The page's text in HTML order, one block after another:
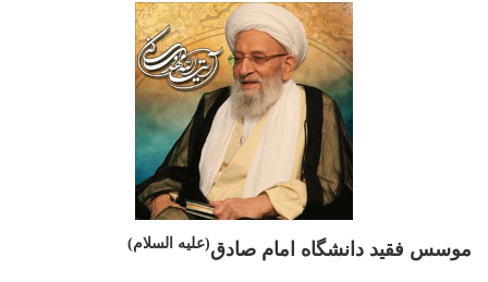
موسس فقید دانشگاه امام صادق(علیه السلام)